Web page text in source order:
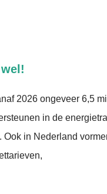
2026 ongeveer 6,5
in de
in Nederland